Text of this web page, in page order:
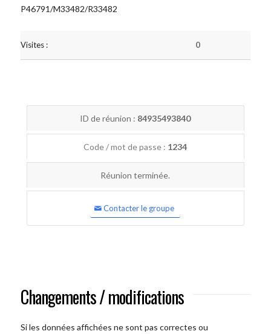
P46791/M33482/R33482
Visites : 0
ID de réunion : 84935493840
Code / mot de passe : 1234
Réunion terminée.
Contacter le groupe
Changements / modifications
Si les données affichées ne sont pas correctes ou